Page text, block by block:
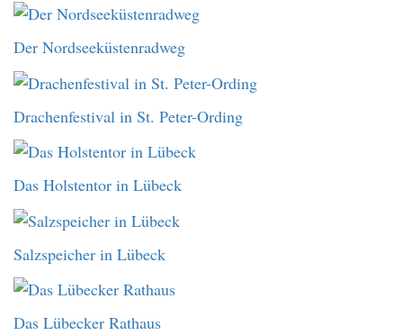
Der Nordseeküstenradweg
Drachenfestival in St. Peter-Ording
Das Holstentor in Lübeck
Salzspeicher in Lübeck
Das Lübecker Rathaus